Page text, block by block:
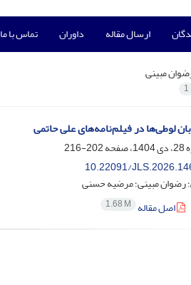
ارسال مقاله داوران تماس با ما
مبینی
1
لوطی‌ها در فیلم‌نامه‌های علی حاتمی
202-216
10.22091/
مبینی؛ مرضیه حسنی
اصل مقاله 1.68 M